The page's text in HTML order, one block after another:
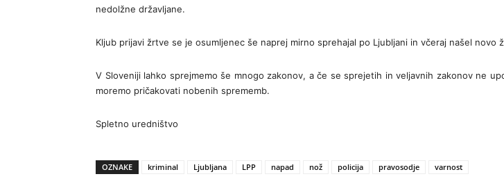
nedolžne državljane.
Kljub prijavi žrtve se je osumljenec še naprej mirno sprehajal po Ljubljani in včeraj našel novo
V Sloveniji lahko sprejmemo še mnogo zakonov, a če se sprejetih in veljavnih zakonov ne
moremo pričakovati nobenih sprememb.
Spletno uredništvo
OZNAKE kriminal Ljubljana LPP napad nož policija pravosodje varnost